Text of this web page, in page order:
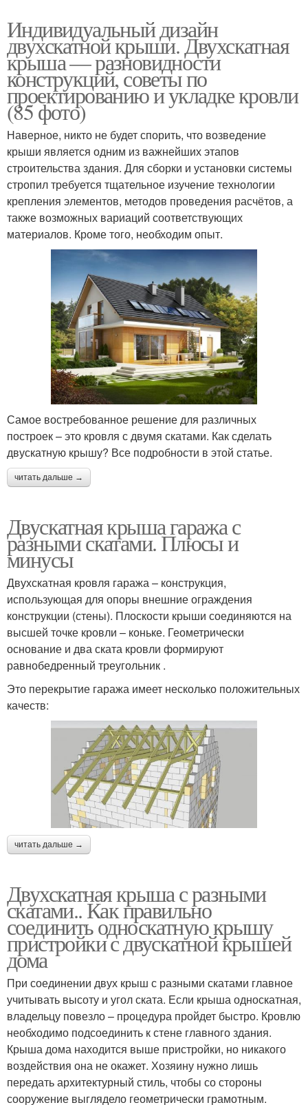
Индивидуальный дизайн
двухскатной крыши. Двухскатная
крыша — разновидности
конструкций, советы по
проектированию и укладке кровли
(85 фото)
Наверное, никто не будет спорить, что возведение
крыши является одним из важнейших этапов
строительства здания. Для сборки и установки системы
стропил требуется тщательное изучение технологии
крепления элементов, методов проведения расчётов, а
также возможных вариаций соответствующих
материалов. Кроме того, необходим опыт.
Самое востребованное решение для различных
построек – это кровля с двумя скатами. Как сделать
двускатную крышу? Все подробности в этой статье.
читать дальше →
Двускатная крыша гаража с
разными скатами. Плюсы и
минусы
Двухскатная кровля гаража – конструкция,
использующая для опоры внешние ограждения
конструкции (стены). Плоскости крыши соединяются на
высшей точке кровли – коньке. Геометрически
основание и два ската кровли формируют
равнобедренный треугольник .
Это перекрытие гаража имеет несколько положительных
качеств:
читать дальше →
Двухскатная крыша с разными
скатами.. Как правильно
соединить односкатную крышу
пристройки с двускатной крышей
дома
При соединении двух крыш с разными скатами главное
учитывать высоту и угол ската. Если крыша односкатная,
владельцу повезло – процедура пройдет быстро. Кровлю
необходимо подсоединить к стене главного здания.
Крыша дома находится выше пристройки, но никакого
воздействия она не окажет. Хозяину нужно лишь
передать архитектурный стиль, чтобы со стороны
сооружение выглядело геометрически грамотным.